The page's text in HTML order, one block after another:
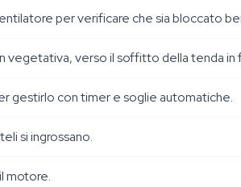
per verificare che sia bloccato
vegetativa, verso il soffitto della tenda in
gestirlo con timer e soglie automatiche.
si ingrossano.
motore.